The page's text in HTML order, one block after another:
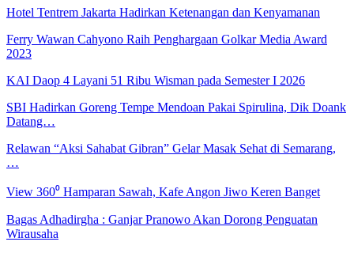
Hotel Tentrem Jakarta Hadirkan Ketenangan dan Kenyamanan
Ferry Wawan Cahyono Raih Penghargaan Golkar Media Award
2023
KAI Daop 4 Layani 51 Ribu Wisman pada Semester I 2026
SBI Hadirkan Goreng Tempe Mendoan Pakai Spirulina, Dik Doank
Datang…
Relawan “Aksi Sahabat Gibran” Gelar Masak Sehat di Semarang,
…
View 360⁰ Hamparan Sawah, Kafe Angon Jiwo Keren Banget
Bagas Adhadirgha : Ganjar Pranowo Akan Dorong Penguatan
Wirausaha